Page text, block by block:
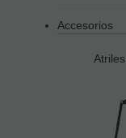
Accesorios
Atriles